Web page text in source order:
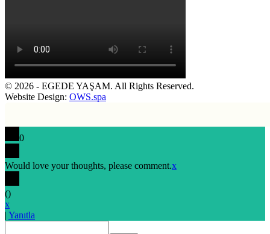
© 2026 - EGEDE YAŞAM. All Rights Reserved.
Website Design: OWS.spa
0
Would love your thoughts, please comment.x
()
x
| Yanıtla